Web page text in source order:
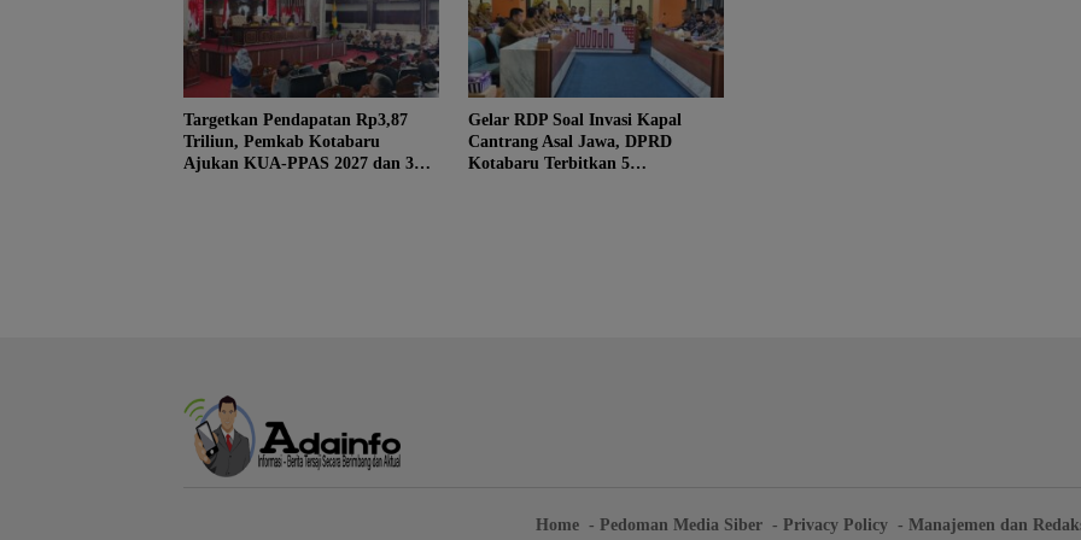
Targetkan Pendapatan Rp3,87
Triliun, Pemkab Kotabaru
Ajukan KUA-PPAS 2027 dan 3
Gelar RDP Soal Invasi Kapal
Cantrang Asal Jawa, DPRD
Kotabaru Terbitkan 5
Home Pedoman Media Siber Privacy Policy Manajemen dan